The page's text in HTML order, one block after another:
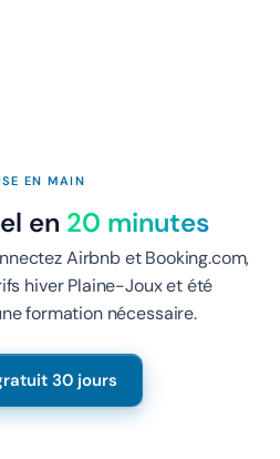
EN MAIN
en 20 minutes
Airbnb et Booking.com,
hiver Plaine-Joux et été
formation nécessaire.
30 jours